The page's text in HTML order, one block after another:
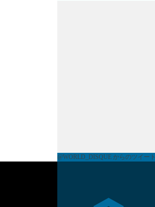
@WORLD_DISQUE からのツイート